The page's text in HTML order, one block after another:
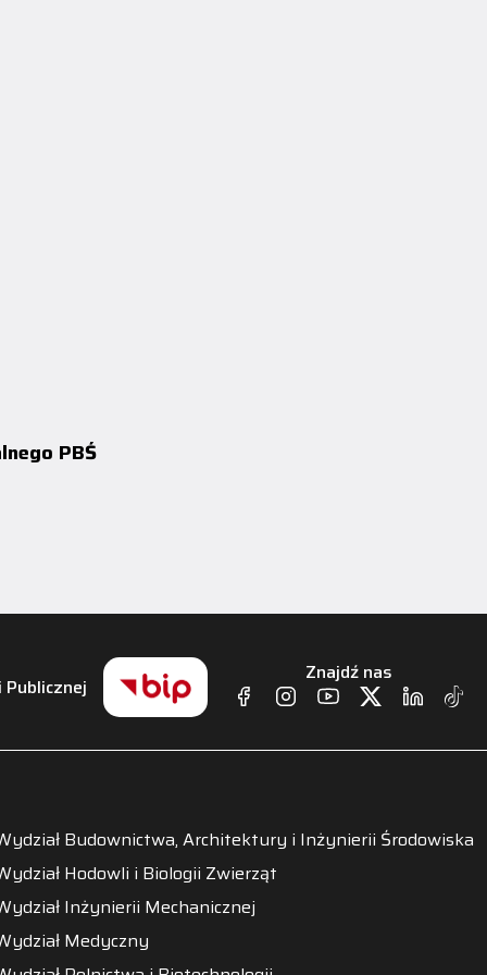
PBŚ
Znajdź nas
Budownictwa, Architektury i Inżynierii Środowiska
Hodowli i Biologii Zwierząt
Inżynierii Mechanicznej
Medyczny